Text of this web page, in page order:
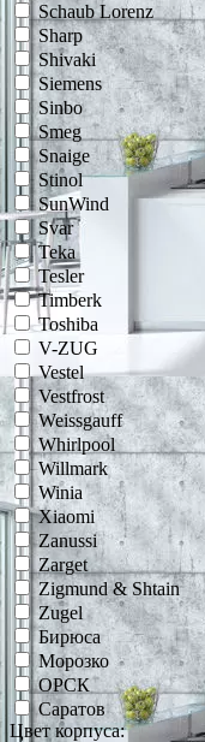
Schaub Lorenz
Sharp
Shivaki
Siemens
Sinbo
Smeg
Snaige
Stinol
SunWind
Svar
Teka
Tesler
Timberk
Toshiba
V-ZUG
Vestel
Vestfrost
Weissgauff
Whirlpool
Willmark
Winia
Xiaomi
Zanussi
Zarget
Zigmund & Shtain
Zugel
Бирюса
Морозко
ОРСК
Саратов
Цвет корпуса: